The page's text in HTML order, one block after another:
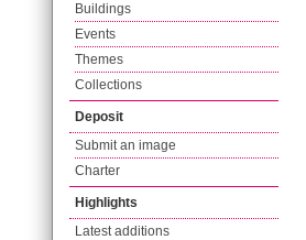
Buildings
Events
Themes
Collections
Deposit
Submit an image
Charter
Highlights
Latest additions